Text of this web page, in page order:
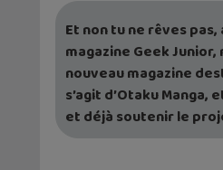
Et non tu ne rêves
magazine Geek Junior,
nouveau magazine
s’agit d’Otaku Manga,
et déjà soutenir le